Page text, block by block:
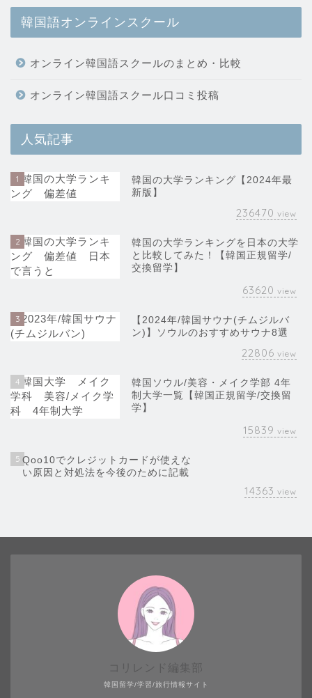
韓国語オンラインスクール
オンライン韓国語スクールのまとめ・比較
オンライン韓国語スクール口コミ投稿
人気記事
1
韓国の大学ランキング【2024年最
新版】
236470 view
2
韓国の大学ランキングを日本の大学
と比較してみた！【韓国正規留学/
交換留学】
63620 view
3
【2024年/韓国サウナ(チムジルバ
ン)】ソウルのおすすめサウナ8選
22806 view
4
韓国ソウル/美容・メイク学部 4年
制大学一覧【韓国正規留学/交換留
学】
15839 view
5 Qoo10でクレジットカードが使えな
い原因と対処法を今後のために記載
14363 view
韓国留学/学習/旅行情報サイト
コリレンド編集部